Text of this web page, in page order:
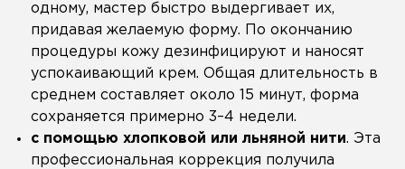
одному, мастер быстро выдергивает их,
придавая желаемую форму. По окончанию
процедуры кожу дезинфицируют и наносят
успокаивающий крем. Общая длительность в
среднем составляет около 15 минут, форма
сохраняется примерно 3–4 недели.
с помощью хлопковой или льняной нити. Эта
профессиональная коррекция получила